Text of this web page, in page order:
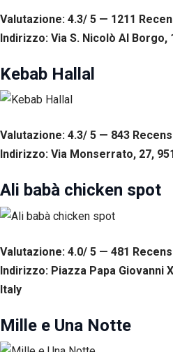
Valutazione: 4.3/ 5 — 1211 R
Indirizzo: Via S. Nicolò Al Borgo,
Kebab Hallal
Valutazione: 4.3/ 5 — 843 R
Indirizzo: Via Monserrato, 27,
Ali babà chicken spot
Valutazione: 4.0/ 5 — 481 R
Indirizzo: Piazza Papa Giovanni
Italy
Mille e Una Notte
Questi cookie
non sono
necessari per il
funzionamento
Statistiche
di
migliorare
la